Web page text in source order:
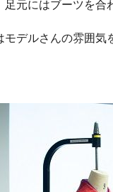
元にはブーツを合
デルさんの雰囲気